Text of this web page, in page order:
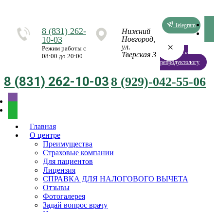
8 (831) 262-
10-03
Режим работы с
08:00 до 20:00
Нижний
Новгород,
ул.
Тверская 3
Telegram
Запись к
репродуктологу
8 (831) 262-10-038 (929)-042-55-06
Главная
О центре
Преимущества
Страховые компании
Для пациентов
Лицензия
СПРАВКА ДЛЯ НАЛОГОВОГО ВЫЧЕТА
Отзывы
Фотогалерея
Задай вопрос врачу
×
×
×
×
×
×
×
×